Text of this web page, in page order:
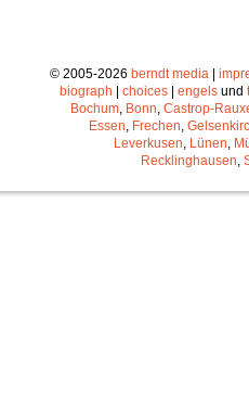
© 2005-2026 berndt media |
biograph | choices | engels und
Bochum Bonn Castrop-
Essen Frechen
Leverkusen Lünen
Recklinghausen